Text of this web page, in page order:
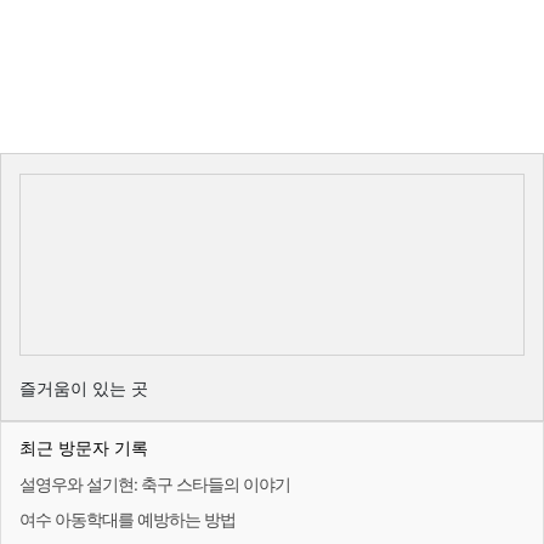
즐거움이 있는 곳
최근 방문자 기록
설영우와 설기현: 축구 스타들의 이야기
여수 아동학대를 예방하는 방법